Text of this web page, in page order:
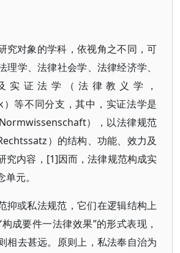
究对象的学科，依视角之不同，可
理学、法律社会学、法律经济学、
实证法学（法律教义学，
等不同分支，其中，实证法学是
），以法律规范
）的结构、功能、效力及
究内容，[1]因而，法律规范构成实
元。
抑或私法规范，它们在逻辑结构上
成要件一法律效果”的形式表现，
相去甚远。原则上，私法奉自治为